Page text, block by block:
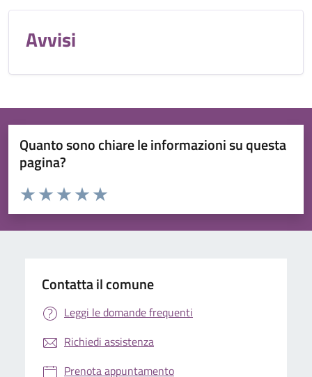
Avvisi
Quanto sono chiare le informazioni su questa
pagina?
Valuta da 1 a 5 stelle la pagina
Valuta 5 stelle su 5
Valuta 4 stelle su 5
Valuta 3 stelle su 5
Valuta 2 stelle su 5
Valuta 1 stelle su 5
Contatta il comune
Leggi le domande frequenti
Richiedi assistenza
Prenota appuntamento